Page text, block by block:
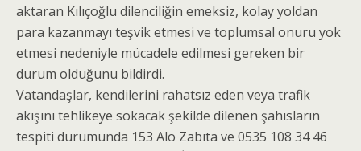
aktaran Kılıçoğlu dilenciliğin emeksiz, kolay yoldan
para kazanmayı teşvik etmesi ve toplumsal onuru yok
etmesi nedeniyle mücadele edilmesi gereken bir
durum olduğunu bildirdi.
Vatandaşlar, kendilerini rahatsız eden veya trafik
akışını tehlikeye sokacak şekilde dilenen şahısların
tespiti durumunda 153 Alo Zabıta ve 0535 108 34 46